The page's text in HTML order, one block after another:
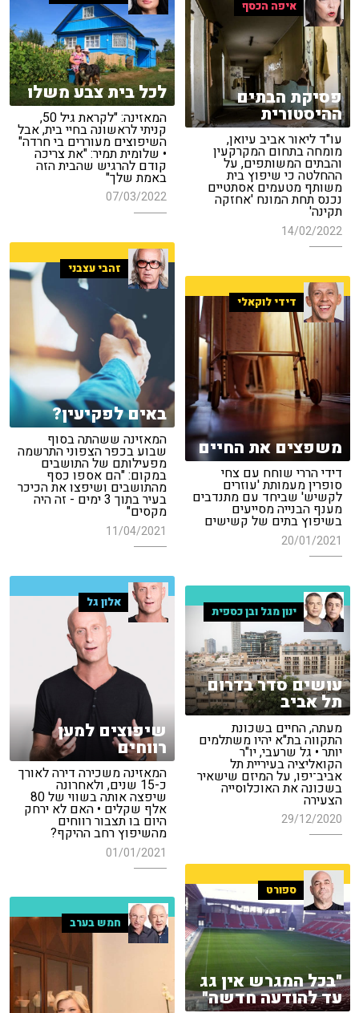
לכל בית צבע משלו
המאזינה: "לקראת גיל 50,
קניתי לראשונה בחיי בית, אבל
השיפוצים מעוררים בי חרדה"
• שלומית תמיר: "את צריכה
קודם להרגיש שהבית הזה
באמת שלך"
07/03/2022
איפה הכסף
פסיקת הבתים
ההיסטורית
עו"ד ליאור אביב עיואן,
מומחה בתחום המקרקעין
והבתים המשותפים, על
ההחלטה כי שיפוץ בית
משותף מטעמים אסתטיים
נכנס תחת המונח 'אחזקה
תקינה'
14/02/2022
זהבי עצבני
באים לפקיעין?
המאזינה ששהתה בסוף
שבוע בכפר הצפוני התרשמה
מפעילותם של התושבים
במקום: "הם אספו כסף
מהתושבים ושיפצו את הכיכר
בעיר בתוך 3 ימים - זה היה
מקסים"
11/04/2021
דידי לוקאלי
משפצים את החיים
דידי הררי שוחח עם צחי
סופרין מעמותת 'עוזרים
לקשיש' שביחד עם מתנדבים
מענף הבנייה מסייעים
בשיפוץ בתים של קשישים
20/01/2021
אלון גל
שיפוצים למען
רווחים
המאזינה משכירה דירה לאורך
כ-15 שנים, ולאחרונה
שיפצה אותה בשווי של 80
אלף שקלים • האם לא ירחק
היום בו תצבור רווחים
מהשיפוץ רחב ההיקף?
01/01/2021
ינון מגל ובן כספית
עושים סדר בדרום
תל אביב
מעתה, החיים בשכונת
התקווה בת"א יהיו משתלמים
יותר • גל שרעבי, יו"ר
הקואליציה בעיריית תל
אביב־יפו, על המיזם שישאיר
בשכונה את האוכלוסייה
הצעירה
29/12/2020
ספורט
"בכל המגרש אין גג
עד להודעה חדשה"
חמש בערב